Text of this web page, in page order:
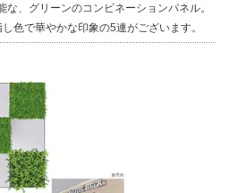
、グリーンのコンビネーションパネル。
色で華やかな印象の5連がございます。